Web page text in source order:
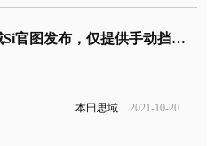
本田思域Si官图发布，仅提供手动挡版本
本田思域 2021-10-20